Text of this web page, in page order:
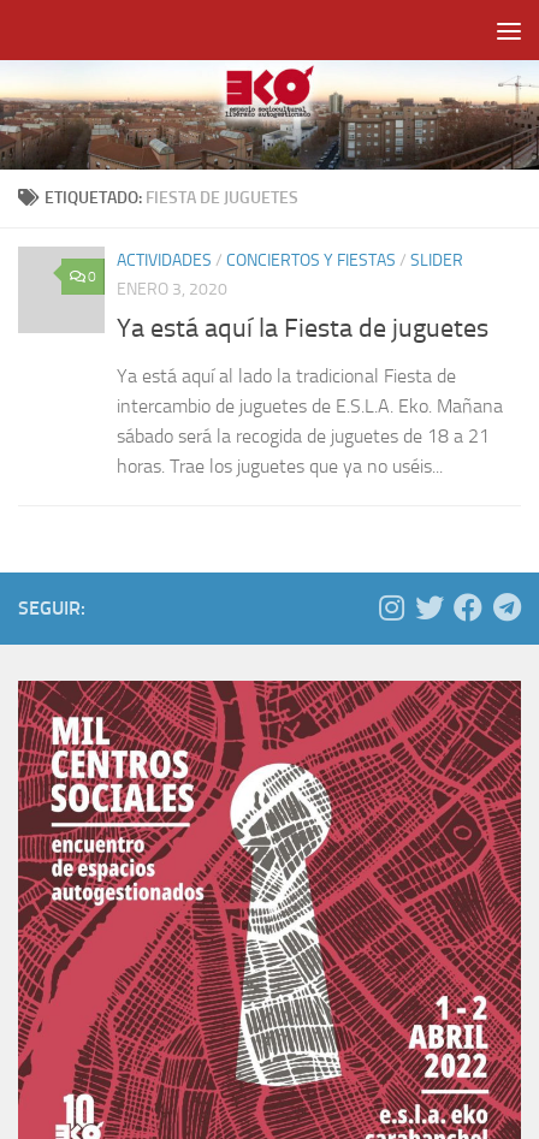
ETIQUETADO: FIESTA DE JUGUETES
0
ACTIVIDADES / CONCIERTOS Y FIESTAS / SLIDER
ENERO 3, 2020
Ya está aquí la Fiesta de juguetes
Ya está aquí al lado la tradicional Fiesta de
intercambio de juguetes de E.S.L.A. Eko. Mañana
sábado será la recogida de juguetes de 18 a 21
horas. Trae los juguetes que ya no uséis...
SEGUIR: